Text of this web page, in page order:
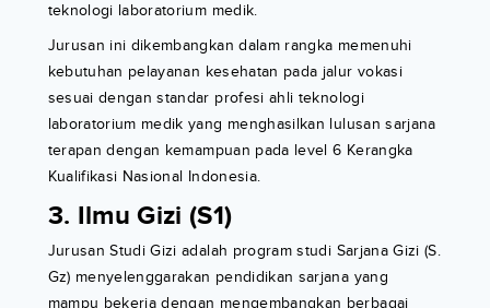
teknologi laboratorium medik.
Jurusan ini dikembangkan dalam rangka memenuhi
kebutuhan pelayanan kesehatan pada jalur vokasi
sesuai dengan standar profesi ahli teknologi
laboratorium medik yang menghasilkan lulusan sarjana
terapan dengan kemampuan pada level 6 Kerangka
Kualifikasi Nasional Indonesia.
3. Ilmu Gizi (S1)
Jurusan Studi Gizi adalah program studi Sarjana Gizi (S.
Gz) menyelenggarakan pendidikan sarjana yang
mampu bekerja dengan mengembangkan berbagai